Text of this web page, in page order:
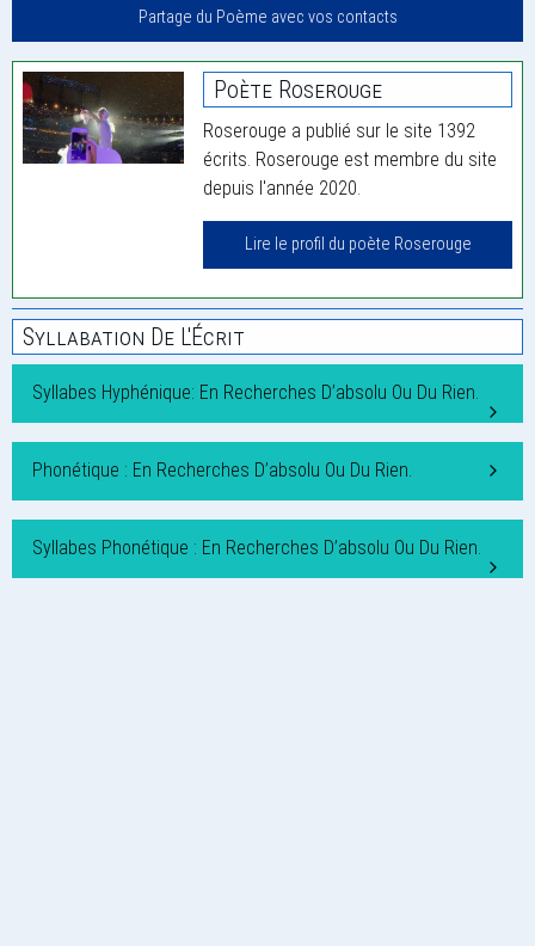
Partage du Poème avec vos contacts
Poète Roserouge
Roserouge a publié sur le site 1392
écrits. Roserouge est membre du site
depuis l'année 2020.
Lire le profil du poète Roserouge
Syllabation De L'Écrit
Syllabes Hyphénique: En Recherches D’absolu Ou Du Rien.
Phonétique : En Recherches D’absolu Ou Du Rien.
Syllabes Phonétique : En Recherches D’absolu Ou Du Rien.